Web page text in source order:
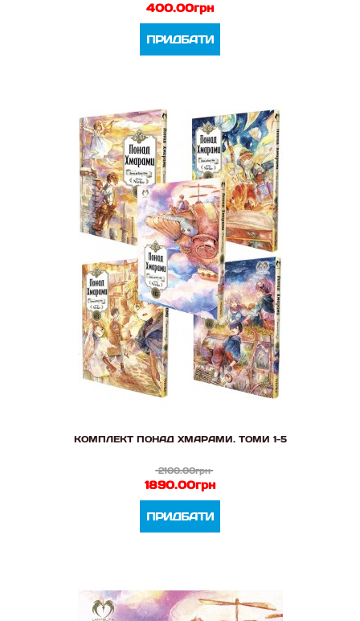
400.00грн
ПРИДБАТИ
КОМПЛЕКТ ПОНАД ХМАРАМИ. ТОМИ 1-5
2100.00грн
1890.00грн
ПРИДБАТИ